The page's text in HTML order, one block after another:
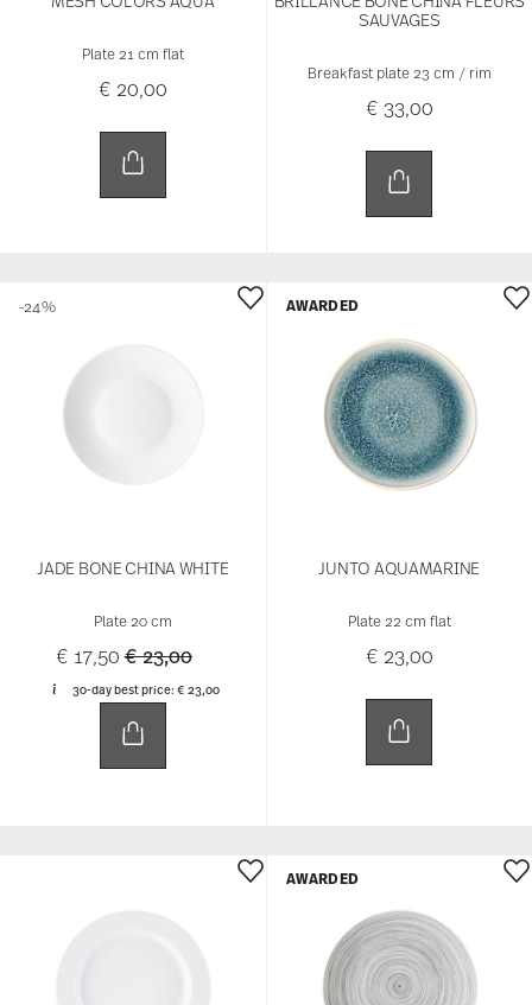
Plate 21 cm flat
€ 20,00
SAUVAGES
Breakfast plate 23 cm / rim
€ 33,00
JADE BONE CHINA WHITE
Plate 20 cm
€ 17,50Price reduced from
€ 23,00to
30-day best price: € 23,00
-24%
JUNTO AQUAMARINE
Plate 22 cm flat
€ 23,00
AWARDED
AWARDED